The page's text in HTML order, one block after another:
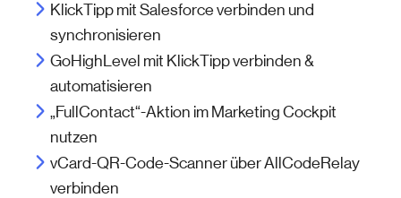
KlickTipp mit Salesforce verbinden und
synchronisieren
GoHighLevel mit KlickTipp verbinden &
automatisieren
„FullContact“-Aktion im Marketing Cockpit
nutzen
vCard-QR-Code-Scanner über AllCodeRelay
verbinden